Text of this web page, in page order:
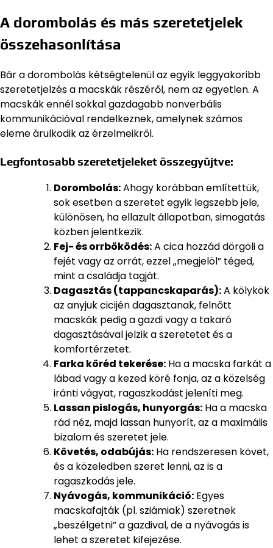
A dorombolás és más szeretetjelek
összehasonlítása
Bár a dorombolás kétségtelenül az egyik leggyakoribb
szeretetjelzés a macskák részéről, nem az egyetlen. A
macskák ennél sokkal gazdagabb nonverbális
kommunikációval rendelkeznek, amelynek számos
eleme árulkodik az érzelmeikről.
Legfontosabb szeretetjeleket összegyűjtve:
Dorombolás:Ahogy korábban említettük,
sok esetben a szeretet egyik legszebb jele,
különösen, ha ellazult állapotban, simogatás
közben jelentkezik.
Fej- és orrböködés:A cica hozzád dörgöli a
fejét vagy az orrát, ezzel „megjelöl” téged,
mint a családja tagját.
Dagasztás (tappancskaparás):A kölykök
az anyjuk cicijén dagasztanak, felnőtt
macskák pedig a gazdi vagy a takaró
dagasztásával jelzik a szeretetet és a
komfortérzetet.
Farka köréd tekerése: Ha a macska farkát a
lábad vagy a kezed köré fonja, az a közelség
iránti vágyat, ragaszkodást jeleníti meg.
Lassan pislogás, hunyorgás: Ha a macska
rád néz, majd lassan hunyorít, az a maximális
bizalom és szeretet jele.
Követés, odabújás: Ha rendszeresen követ,
és a közeledben szeret lenni, az is a
ragaszkodás jele.
Nyávogás, kommunikáció: Egyes
macskafajták (pl. sziámiak) szeretnek
„beszélgetni” a gazdival, de a nyávogás is
lehet a szeretet kifejezése.